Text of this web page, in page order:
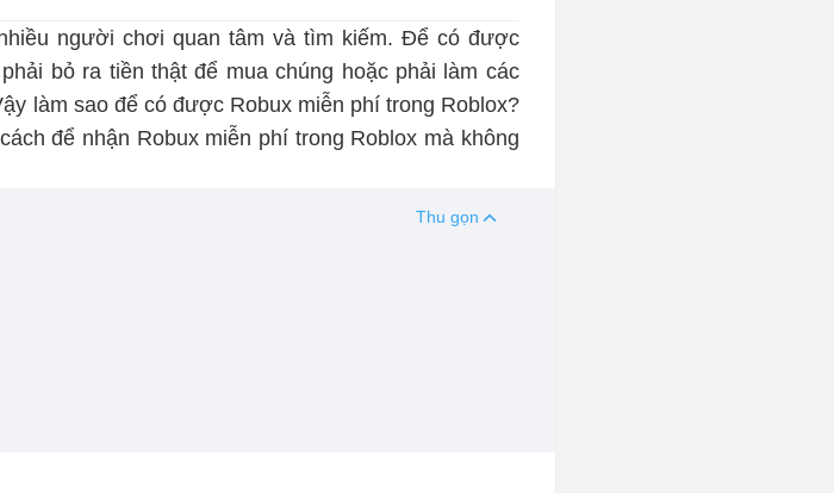
người chơi quan tâm và tìm kiếm. Để có được
bỏ ra tiền thật để mua chúng hoặc phải làm các
làm sao để có được Robux miễn phí trong Roblox?
để nhận Robux miễn phí trong Roblox mà không
Thu gọn